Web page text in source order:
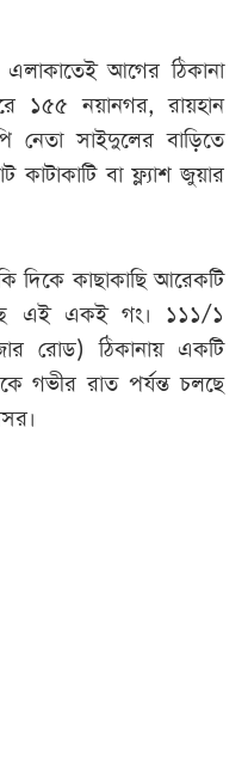
এলাকাতেই আগের ঠিকানা
১৫৫ নয়ানগর, রায়হান
নেতা সাইদুলের বাড়িতে
বা ফ্ল্যাশ জুয়ার
দিকে কাছাকাছি আরেকটি
এই একই গং। ১১১/১
রোড) ঠিকানায় একটি
গভীর রাত পর্যন্ত চলছে